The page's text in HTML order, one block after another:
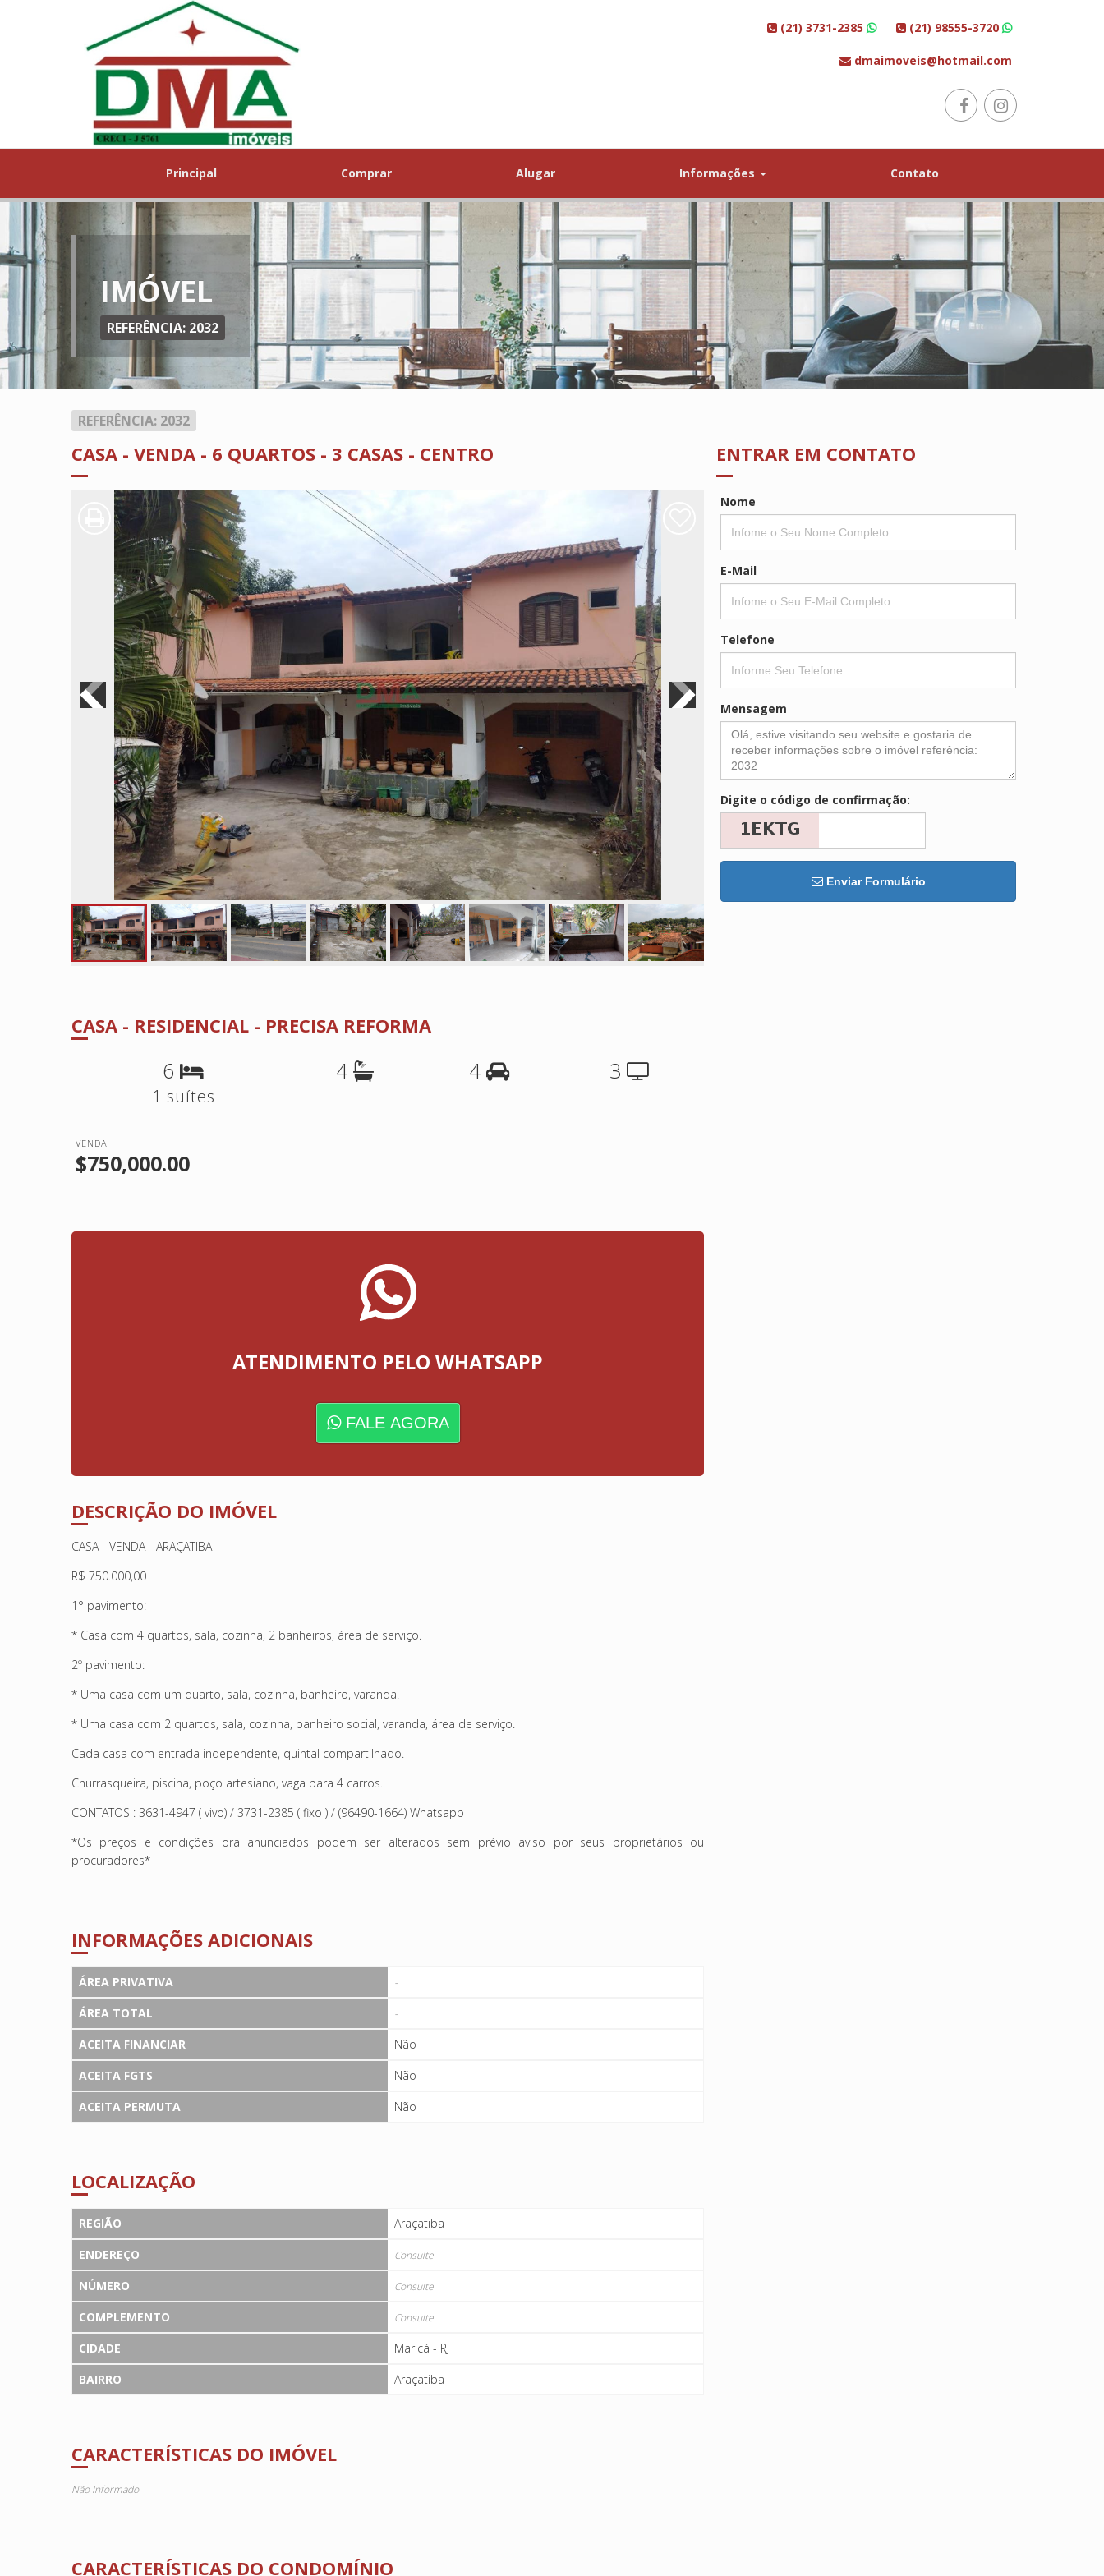
(21) 3731-2385 (21) 98555-3720
dmaimoveis@hotmail.com
Principal Comprar Alugar Informações Contato
IMÓVEL
REFERÊNCIA: 2032
REFERÊNCIA: 2032
CASA - VENDA - 6 QUARTOS - 3 CASAS - CENTRO
CASA - RESIDENCIAL - PRECISA REFORMA
6
1 suítes
4 4 3
VENDA
$750,000.00
ATENDIMENTO PELO WHATSAPP
FALE AGORA
DESCRIÇÃO DO IMÓVEL
CASA - VENDA - ARAÇATIBA
R$ 750.000,00
1° pavimento:
* Casa com 4 quartos, sala, cozinha, 2 banheiros, área de serviço.
2º pavimento:
* Uma casa com um quarto, sala, cozinha, banheiro, varanda.
* Uma casa com 2 quartos, sala, cozinha, banheiro social, varanda, área de serviço.
Cada casa com entrada independente, quintal compartilhado.
Churrasqueira, piscina, poço artesiano, vaga para 4 carros.
CONTATOS : 3631-4947 ( vivo) / 3731-2385 ( fixo ) / (96490-1664) Whatsapp
*Os preços e condições ora anunciados podem ser alterados sem prévio aviso por seus proprietários ou
procuradores*
INFORMAÇÕES ADICIONAIS
ÁREA PRIVATIVA -
ÁREA TOTAL -
ACEITA FINANCIAR
Não
ACEITA FGTS
Não
ACEITA PERMUTA
Não
LOCALIZAÇÃO
REGIÃO
Araçatiba
ENDEREÇO
Consulte
NÚMERO Consulte
COMPLEMENTO Consulte
CIDADE
Maricá - RJ
BAIRRO
Araçatiba
CARACTERÍSTICAS DO IMÓVEL
Não Informado
CARACTERÍSTICAS DO CONDOMÍNIO
ENTRAR EM CONTATO
Nome
E-Mail
Telefone
Mensagem
Digite o código de confirmação:
Enviar Formulário